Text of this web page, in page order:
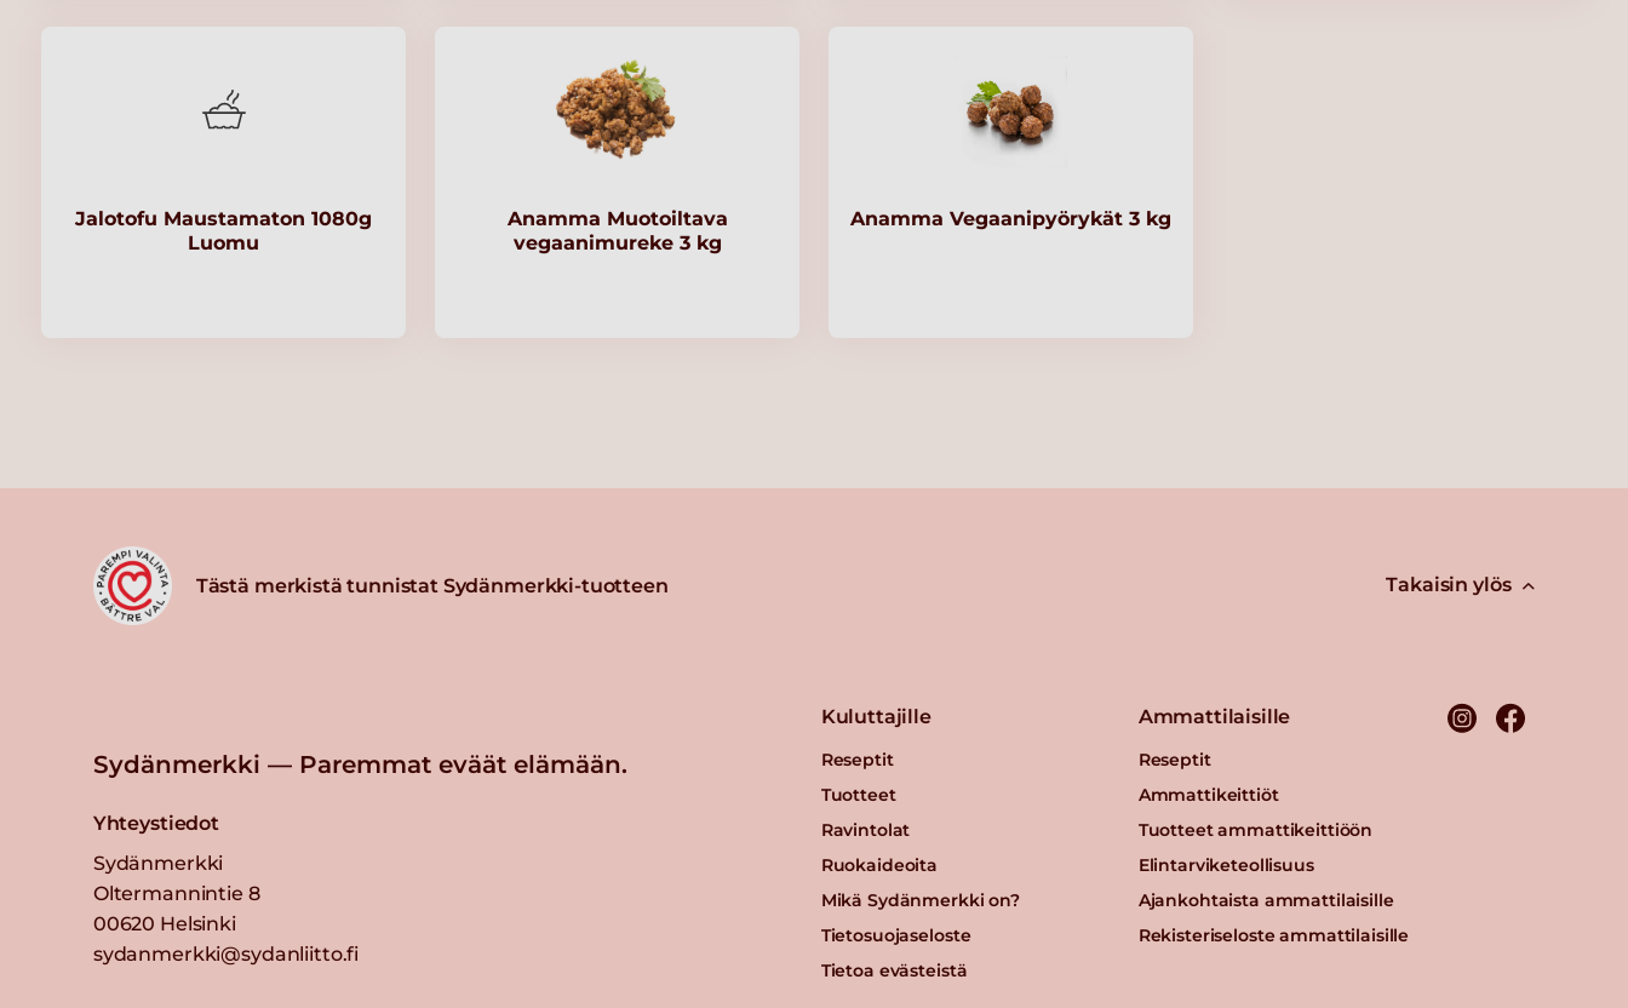
Jalotofu Maustamaton 1080g
Luomu
Anamma Muotoiltava
vegaanimureke 3 kg
Anamma Vegaanipyörykät 3 kg
Tästä merkistä tunnistat Sydänmerkki-tuotteen Takaisin ylös
Sydänmerkki — Paremmat eväät elämään.
Yhteystiedot
Sydänmerkki
Oltermannintie 8
00620 Helsinki
sydanmerkki@sydanliitto.fi
Kuluttajille
Reseptit
Tuotteet
Ravintolat
Ruokaideoita
Mikä Sydänmerkki on?
Tietosuojaseloste
Tietoa evästeistä
Ammattilaisille
Reseptit
Ammattikeittiöt
Tuotteet ammattikeittiöön
Elintarviketeollisuus
Ajankohtaista ammattilaisille
Rekisteriseloste ammattilaisille